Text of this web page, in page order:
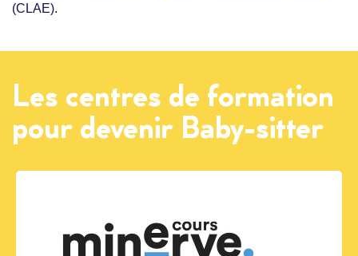
(CLAE).
Les centres de formation
pour devenir Baby-sitter